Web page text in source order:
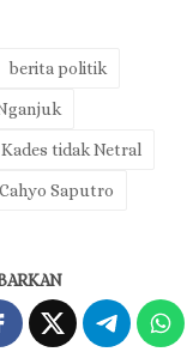
berita politik
tidak Netral
Saputro